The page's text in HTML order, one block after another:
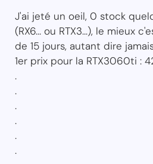
J'ai jeté un oeil, 0 stock
(RX6... ou RTX3...), le mieux
de 15 jours, autant dire
1er prix pour la RTX3060ti :
.
.
.
.
.
.